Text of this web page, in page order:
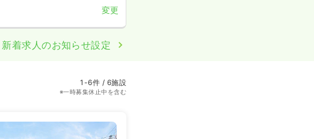
変更
着求人のお知らせ設定
1-6件 / 6施設
※一時募集休止中を含む